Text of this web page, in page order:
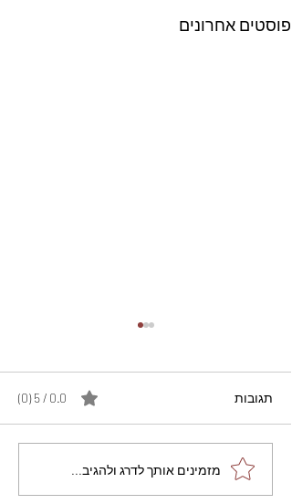
פוסטים אחרונים
מתכון מנצח עוגת מייפל
שוקולד בחושה וקלה - זיוה
תגובות 0.0 / 5 ‏(0)
מזמינים אותך לדרג ולהגיב...